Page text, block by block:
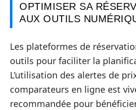
OPTIMISER SA
AUX OUTILS
Les plateformes de
outils pour faciliter la
L’utilisation des alertes de
comparateurs en ligne est
recommandée pour